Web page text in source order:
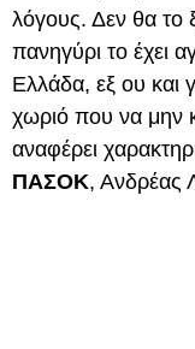
λόγους. Δεν θα το
πανηγύρι το έχει
Ελλάδα, εξ ου και
χωριό που να μην
αναφέρει
ΠΑΣΟΚ, Ανδρέας